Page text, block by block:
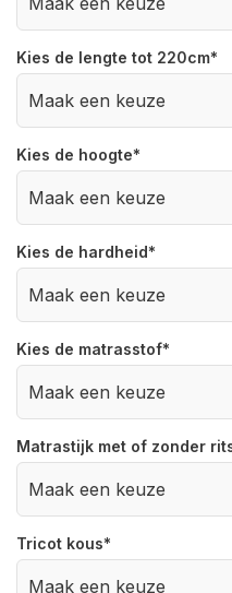
Kies de lengte tot 220cm*
Kies de hoogte*
Kies de hardheid*
Kies de matrasstof*
Matrastijk met of zonder
Tricot kous*